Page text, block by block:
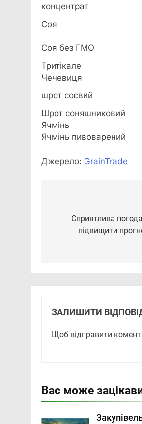
концентрат
Соя
Соя без ГМО
Тритікале
Чечевиця
шрот соєвий
Шрот соняшниковий
Ячмінь
Ячмінь пивоварений
Джерело: GrainTrade
записів
Сприятлива
підвищити
ЗАЛИШИТИ
Щоб відправити
Вас може